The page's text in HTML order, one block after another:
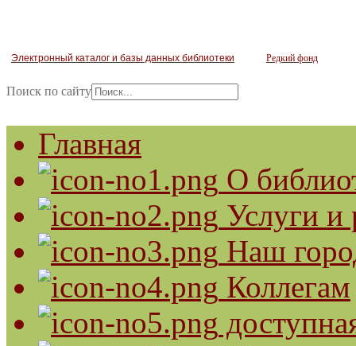
Электронный каталог и базы данных библиотеки Редкий фонд
Поиск по сайту
Главная
О
Услуги и
Наш
Коллегам